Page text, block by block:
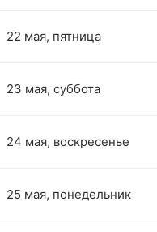
22 мая, пятница
23 мая, суббота
24 мая, воскресенье
25 мая, понедельник